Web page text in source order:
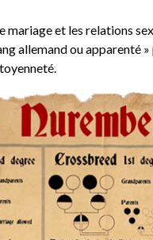
e
r
mariage et les relations
allemand ou apparenté